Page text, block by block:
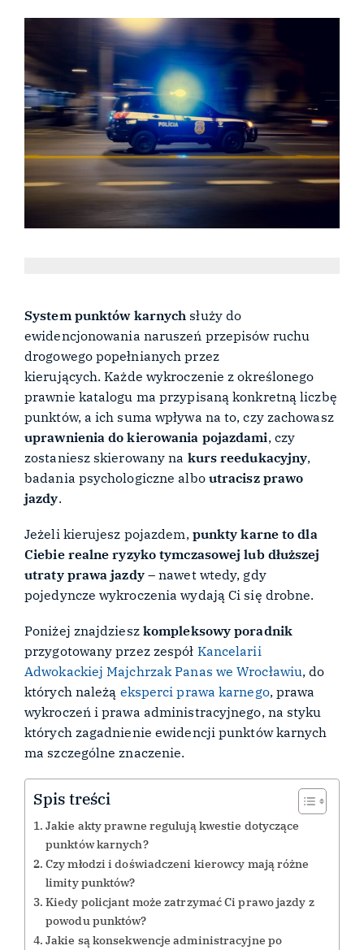
System punktów karnych służy do
ewidencjonowania naruszeń przepisów ruchu
drogowego popełnianych przez
kierujących. Każde wykroczenie z określonego
prawnie katalogu ma przypisaną konkretną liczbę
punktów, a ich suma wpływa na to, czy zachowasz
uprawnienia do kierowania pojazdami, czy
zostaniesz skierowany na kurs reedukacyjny,
badania psychologiczne albo utracisz prawo
jazdy.
Jeżeli kierujesz pojazdem, punkty karne to dla
Ciebie realne ryzyko tymczasowej lub dłuższej
utraty prawa jazdy– nawet wtedy, gdy
pojedyncze wykroczenia wydają Ci się drobne.
Poniżej znajdziesz kompleksowy poradnik
przygotowany przez zespół Kancelarii
Adwokackiej Majchrzak Panas we Wrocławiu, do
których należą eksperci prawa karnego, prawa
wykroczeń i prawa administracyjnego, na styku
których zagadnienie ewidencji punktów karnych
ma szczególne znaczenie.
Spis treści
Jakie akty prawne regulują kwestie dotyczące
punktów karnych?
Czy młodzi i doświadczeni kierowcy mają różne
limity punktów?
Kiedy policjant może zatrzymać Ci prawo jazdy z
powodu punktów?
Jakie są konsekwencje administracyjne po